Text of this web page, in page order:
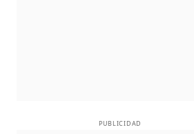
PUBLICIDAD